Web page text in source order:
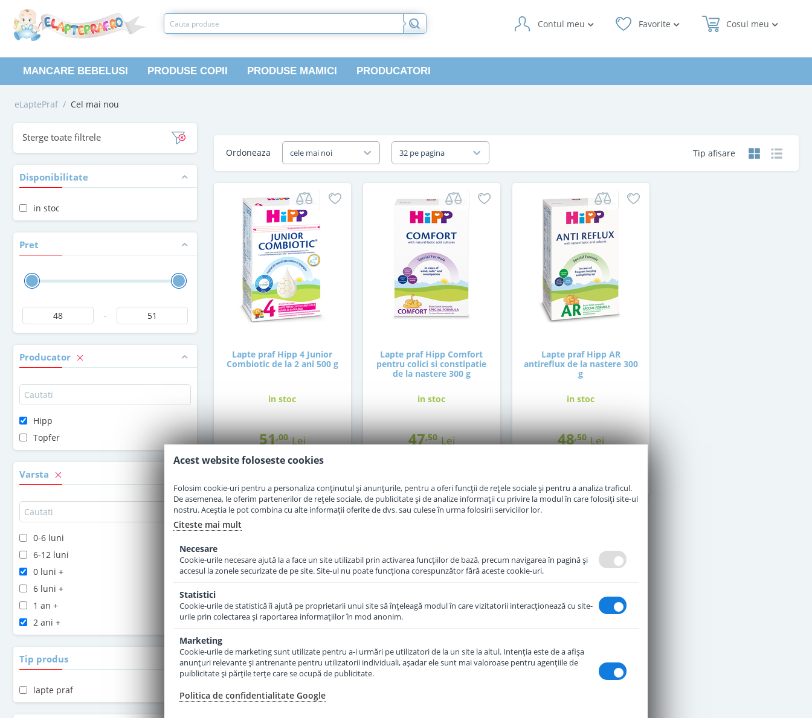
Cosul meu
Favorite
Contul meu
MANCARE BEBELUSI PRODUSE COPII PRODUSE MAMICI PRODUCATORI
eLaptePraf / Cel mai nou
Sterge toate filtrele
Disponibilitate
in stoc
Pret
-
Producator
Hipp
Topfer
Varsta
0-6 luni
6-12 luni
0 luni +
6 luni +
1 an +
2 ani +
Tip produs
lapte praf
Tip afisare
Ordoneaza cele mai noi 32 pe pagina
Lapte praf Hipp 4 Junior
Combiotic de la 2 ani 500 g
in stoc
51,00 Lei
Lapte praf Hipp Comfort
pentru colici si constipatie
de la nastere 300 g
in stoc
47,50 Lei
Lapte praf Hipp AR
antireflux de la nastere 300
g
in stoc
48,50 Lei
Acest website foloseste cookies
Folosim cookie-uri pentru a personaliza conținutul și anunțurile, pentru a oferi funcții de rețele sociale și pentru a analiza traficul.
De asemenea, le oferim partenerilor de rețele sociale, de publicitate și de analize informații cu privire la modul în care folosiți site-ul
nostru. Aceștia le pot combina cu alte informații oferite de dvs. sau culese în urma folosirii serviciilor lor.
Citeste mai mult
Necesare
Cookie-urile necesare ajută la a face un site utilizabil prin activarea funcţiilor de bază, precum navigarea în pagină şi
accesul la zonele securizate de pe site. Site-ul nu poate funcţiona corespunzător fără aceste cookie-uri.
Statistici
Cookie-urile de statistică îi ajută pe proprietarii unui site să înţeleagă modul în care vizitatorii interacţionează cu site-
urile prin colectarea şi raportarea informaţiilor în mod anonim.
Marketing
Cookie-urile de marketing sunt utilizate pentru a-i urmări pe utilizatori de la un site la altul. Intenţia este de a afişa
anunţuri relevante şi antrenante pentru utilizatorii individuali, aşadar ele sunt mai valoroase pentru agenţiile de
puiblicitate şi părţile terţe care se ocupă de publicitate.
Politica de confidentialitate Google